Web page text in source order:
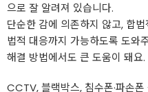
으로 잘 알려져 있습니다.
단순한 감에 의존하지 않고, 합
법적 대응까지 가능하도록 도와
해결 방법에서도 큰 도움이 돼요.
CCTV, 블랙박스, 침수폰·파손